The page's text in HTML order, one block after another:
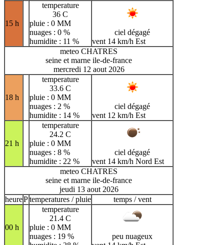
15 h
temperature
36 C
pluie : 0 MM
nuages : 0 %
humidite : 11 %
ciel dégagé
vent 14 km/h Est
meteo CHATRES
seine et marne ile-de-france
mercredi 12 aout 2026
18 h
temperature
33.6 C
pluie : 0 MM
nuages : 2 %
humidite : 14 %
ciel dégagé
vent 12 km/h Est
21 h
temperature
24.2 C
pluie : 0 MM
nuages : 8 %
humidite : 22 %
ciel dégagé
vent 14 km/h Nord Est
meteo CHATRES
seine et marne ile-de-france
jeudi 13 aout 2026
heurePtemperatures / pluie temps / vent
00 h
temperature
21.4 C
pluie : 0 MM
nuages : 19 %
peu nuageux